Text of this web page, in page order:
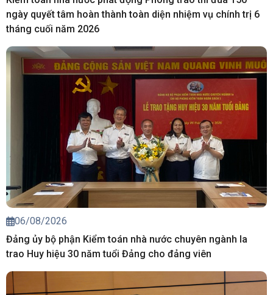
ngày quyết tâm hoàn thành toàn diện nhiệm vụ chính trị 6
tháng cuối năm 2026
06/08/2026
Đảng ủy bộ phận Kiểm toán nhà nước chuyên ngành Ia
trao Huy hiệu 30 năm tuổi Đảng cho đảng viên